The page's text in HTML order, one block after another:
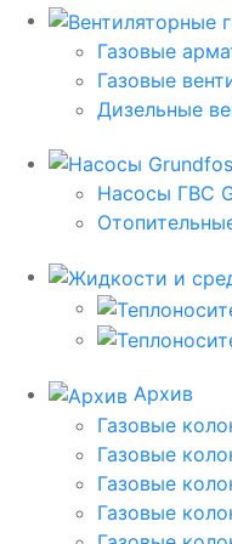
Газовые
Газовые
Дизельные
Насосы ГВС
Архив
Газовые
Газовые
Газовые
Газовые